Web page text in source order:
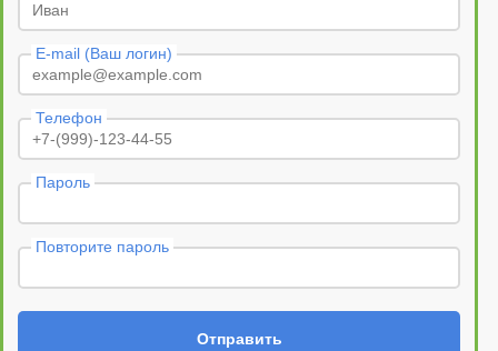
E-mail (Ваш логин)
Телефон
Пароль
Повторите пароль
Отправить